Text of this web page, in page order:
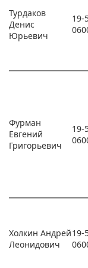
Турдаков
Денис
Юрьевич
19-
Фурман
Евгений
Григорьевич
19-
Холкин Андрей
Леонидович
19-